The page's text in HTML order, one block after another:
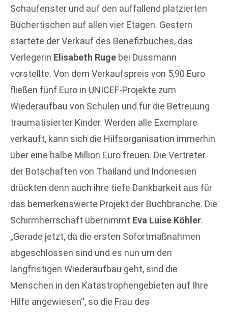
Schaufenster und auf den auffallend platzierten
Büchertischen auf allen vier Etagen. Gestern
startete der Verkauf des Benefizbuches, das
Verlegerin Elisabeth Ruge bei Dussmann
vorstellte. Von dem Verkaufspreis von 5,90 Euro
fließen fünf Euro in UNICEF-Projekte zum
Wiederaufbau von Schulen und für die Betreuung
traumatisierter Kinder. Werden alle Exemplare
verkauft, kann sich die Hilfsorganisation immerhin
über eine halbe Million Euro freuen. Die Vertreter
der Botschaften von Thailand und Indonesien
drückten denn auch ihre tiefe Dankbarkeit aus für
das bemerkenswerte Projekt der Buchbranche. Die
Schirmherrschaft übernimmt Eva Luise Köhler.
„Gerade jetzt, da die ersten Sofortmaßnahmen
abgeschlossen sind und es nun um den
langfristigen Wiederaufbau geht, sind die
Menschen in den Katastrophengebieten auf Ihre
Hilfe angewiesen“, so die Frau des